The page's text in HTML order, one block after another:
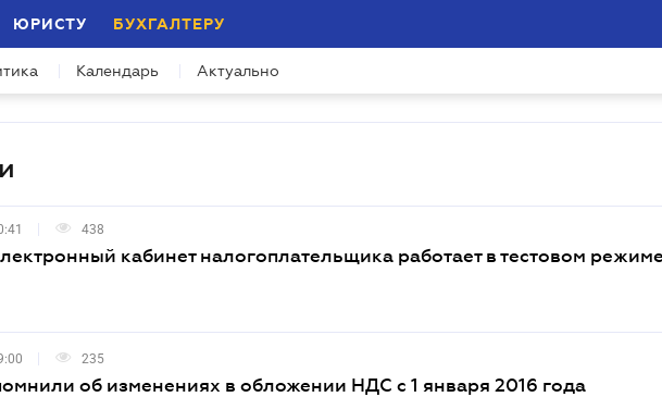
ЮРИСТУ БУХГАЛТЕРУ
Календарь Актуально
438
кабинет налогоплательщика работает в тестовом режиме
235
об изменениях в обложении НДС с 1 января 2016 года